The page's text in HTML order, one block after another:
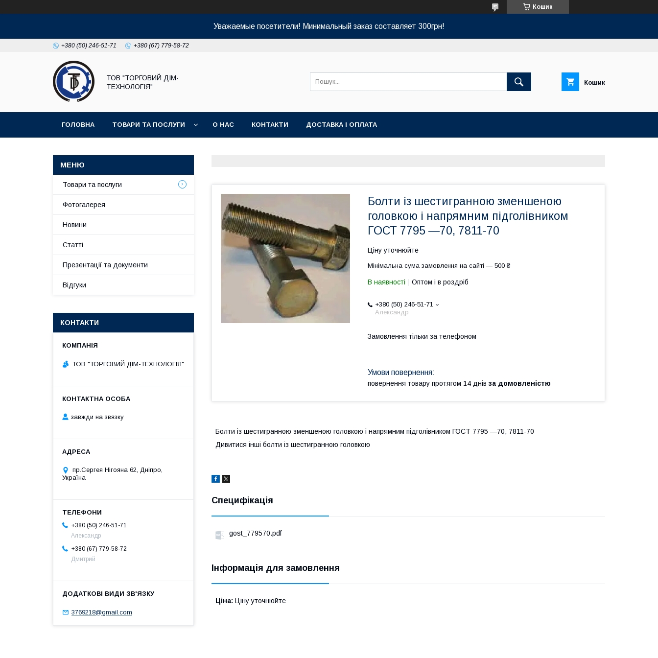
Кошик
Уважаемые посетители! Минимальный заказ составляет 300грн!
+380 (50) 246-51-71 +380 (67) 779-58-72
ТОВ "ТОРГОВИЙ ДІМ-
ТЕХНОЛОГІЯ"
Кошик
ГОЛОВНА ТОВАРИ ТА ПОСЛУГИ О НАС КОНТАКТИ ДОСТАВКА І ОПЛАТА
Болти із шестигранною зменшеною
головкою і напрямним підголівником
ГОСТ 7795 —70, 7811-70
Ціну уточнюйте
Мінімальна сума замовлення на сайті — 500 ₴
В наявності Оптом і в роздріб
+380 (50) 246-51-71
Александр
Замовлення тільки за телефоном
повернення товару протягом 14 днів за домовленістю
Болти із шестигранною зменшеною головкою і напрямним підголівником ГОСТ 7795 —70, 7811-70
Дивитися інші болти із шестигранною головкою
Специфікація
gost_779570.pdf
Інформація для замовлення
Ціна: Ціну уточнюйте
Товари та послуги
Фотогалерея
Новини
Статті
Презентації та документи
Відгуки
КОНТАКТИ
ТОВ "ТОРГОВИЙ ДІМ-ТЕХНОЛОГІЯ"
завжди на звязку
пр.Сергея Нігояна 62, Дніпро,
Україна
+380 (50) 246-51-71
Александр
+380 (67) 779-58-72
Дмитрий
3769218@gmail.com